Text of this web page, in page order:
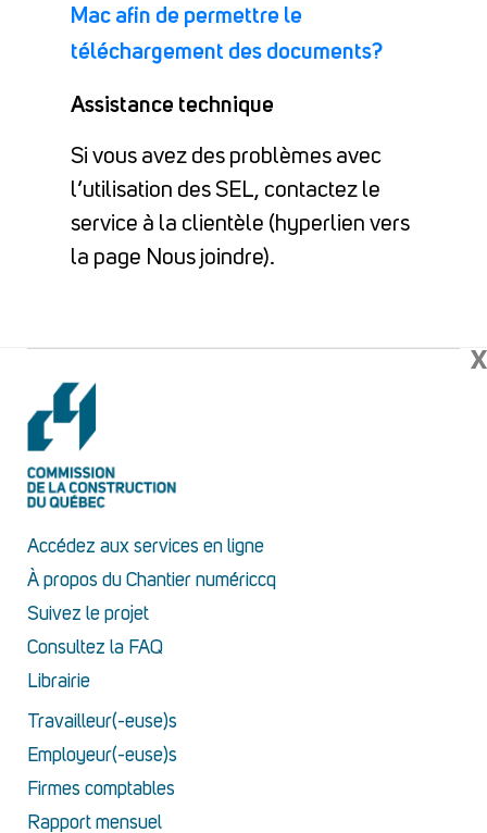
Mac afin de permettre le
téléchargement des documents?
Assistance technique
Si vous avez des problèmes avec
l’utilisation des SEL, contactez le
service à la clientèle (hyperlien vers
la page Nous joindre).
X
Accédez aux services en ligne
À propos du Chantier numériccq
Suivez le projet
Consultez la FAQ
Librairie
Travailleur(-euse)s
Employeur(-euse)s
Firmes comptables
Rapport mensuel